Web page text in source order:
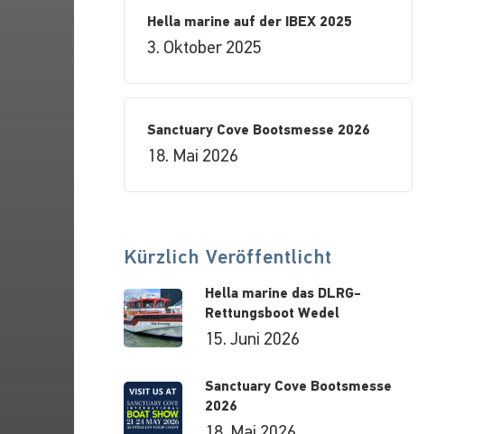
Hella marine auf der IBEX 2025
3. Oktober 2025
Sanctuary Cove Bootsmesse 2026
18. Mai 2026
Kürzlich Veröffentlicht
Hella marine das DLRG-
Rettungsboot Wedel
15. Juni 2026
Sanctuary Cove Bootsmesse
2026